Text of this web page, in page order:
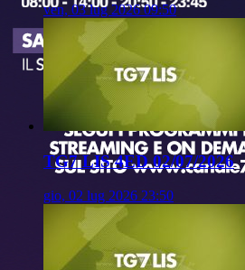
ven, 03 lug 2026 09:50
TG7 LIS 4ED 02/07/2026
gio, 02 lug 2026 23:50